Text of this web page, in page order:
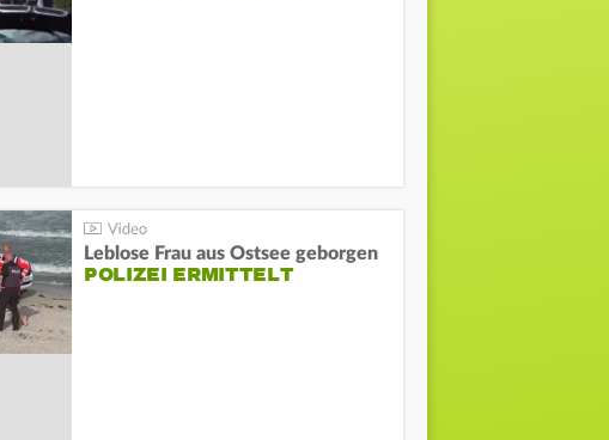
Leblose Frau aus Ostsee geborgen
POLIZEI ERMITTELT